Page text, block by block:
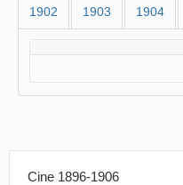
1902 1903 1904
Cine 1896-1906